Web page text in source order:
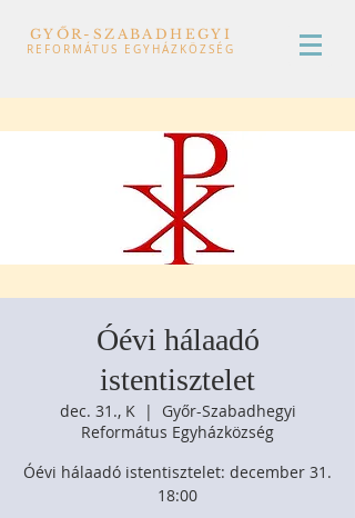
GYŐR-SZABADHEGYI
REFORMÁTUS EGYHÁZKÖZSÉG
Óévi hálaadó
istentisztelet
dec. 31., K
  |
Győr-Szabadhegyi
Református Egyházközség
Óévi hálaadó istentisztelet: december 31.
18:00